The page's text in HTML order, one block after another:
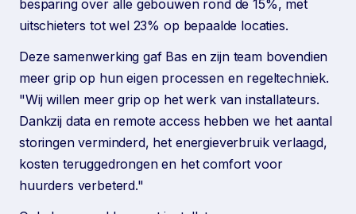
besparing over alle gebouwen rond de 15%, met
uitschieters tot wel 23% op bepaalde locaties.
Deze samenwerking gaf Bas en zijn team bovendien
meer grip op hun eigen processen en regeltechniek.
"Wij willen meer grip op het werk van installateurs.
Dankzij data en remote access hebben we het aantal
storingen verminderd, het energieverbruik verlaagd,
kosten teruggedrongen en het comfort voor
huurders verbeterd."